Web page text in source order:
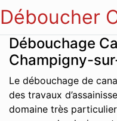
Déboucher
Débouchage
Champigny-
Le débouchage de
des travaux
domaine très